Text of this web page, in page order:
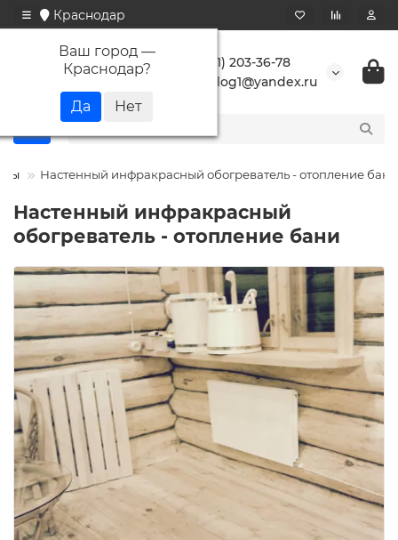
Краснодар
Ваш город —
Краснодар?
+7 (861) 203-36-78
buranlog1@yandex.ru
Настенный инфракрасный обогреватель - отопление бани
Настенный инфракрасный
обогреватель - отопление бани